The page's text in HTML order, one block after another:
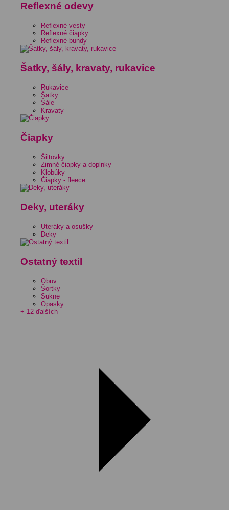
Reflexné odevy
Reflexné vesty
Reflexné čiapky
Reflexné bundy
Šatky, šály, kravaty, rukavice
Rukavice
Šatky
Šále
Kravaty
Čiapky
Šiltovky
Zimné čiapky a doplnky
Klobúky
Čiapky - fleece
Deky, uteráky
Uteráky a osušky
Deky
Ostatný textil
Obuv
Šortky
Sukne
Opasky
+ 12 ďalších